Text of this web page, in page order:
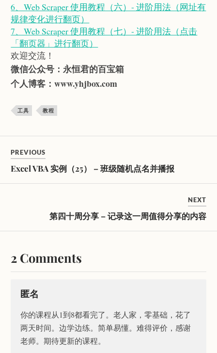
6、Web Scraper 使用教程（六）- 进阶用法（网址有
规律变化进行翻页）
7、Web Scraper 使用教程（七）- 进阶用法（点击
「翻页器」进行翻页）
欢迎交流！
微信公众号：永恒君的百宝箱
个人博客：www.yhjbox.com
工具 教程
PREVIOUS
Excel VBA 实例（25） – 班级随机点名并播报
NEXT
第四十周分享 – 记录这一周值得分享的内容
2 Comments
匿名
你的课程从1到8都看完了。老人家，零基础，花了
两天时间。边学边练。简单易懂。难得评价，感谢
老师。期待更新的课程。